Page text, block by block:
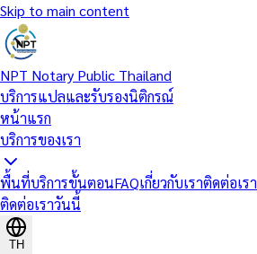
Skip to main content
NPT Notary Public Thailand
บริการแปลและรับรองนิติกรณ์
หน้าแรก
บริการของเรา
พื้นที่บริการขั้นตอนFAQเกี่ยวกับเราติดต่อเรา
ติดต่อเราวันนี้
TH